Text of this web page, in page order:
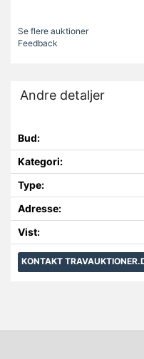
Se flere auktioner
Feedback
Andre detaljer
Bud:
Kategori:
Type:
Adresse:
Vist:
KONTAKT